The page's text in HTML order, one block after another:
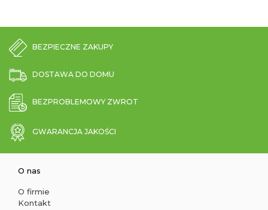
BEZPIECZNE ZAKUPY
DOSTAWA DO DOMU
BEZPROBLEMOWY ZWROT
GWARANCJA JAKOŚCI
O nas
O firmie
Kontakt